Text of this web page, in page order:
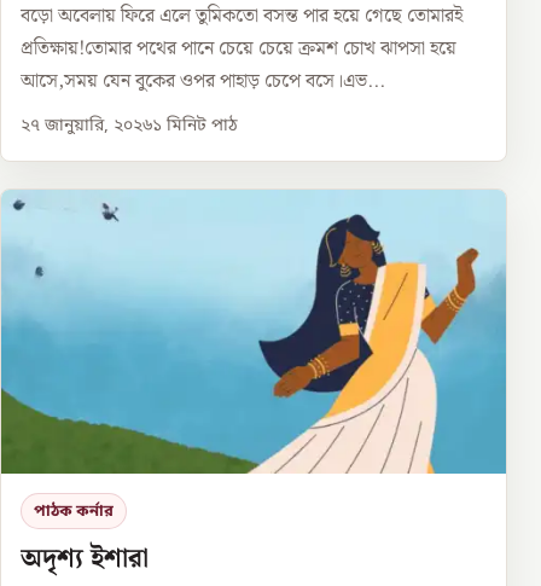
বড়ো অবেলায় ফিরে এলে তুমিকতো বসন্ত পার হয়ে গেছে তোমারই
প্রতিক্ষায়!তোমার পথের পানে চেয়ে চেয়ে ক্রমশ চোখ ঝাপসা হয়ে
আসে,সময় যেন বুকের ওপর পাহাড় চেপে বসে।এভ...
২৭ জানুয়ারি, ২০২৬১ মিনিট পাঠ
পাঠক কর্নার
অদৃশ্য ইশারা